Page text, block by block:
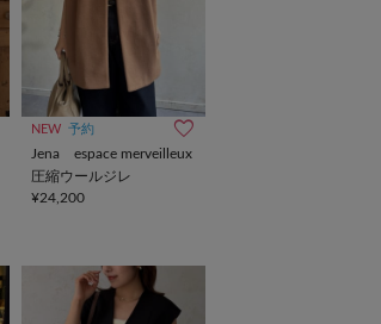
NEW 予約
Jena espace merveilleux
圧縮ウールジレ
¥24,200